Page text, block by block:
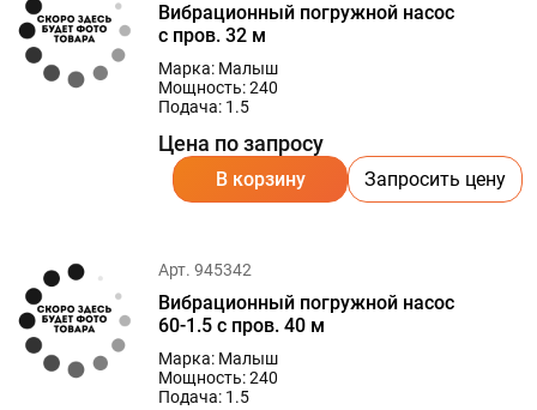
Вибрационный погружной насос
с пров. 32 м
Марка: Малыш
Мощность: 240
Подача: 1.5
Цена по запросу
В корзину Запросить цену
Арт. 945342
Вибрационный погружной насос
60-1.5 с пров. 40 м
Марка: Малыш
Мощность: 240
Подача: 1.5